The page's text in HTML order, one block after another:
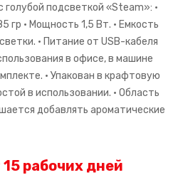
голубой подсветкой «Steam»: •
гр • Мощность 1,5 Вт. • Емкость
• Питание от USB-кабеля
в офисе, в машине
• Упакован в крафтовую
в использовании. • Область
добавлять ароматические
рабочих дней